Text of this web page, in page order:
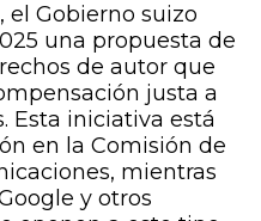
Gobierno suizo
una propuesta de
de autor que
justa a
Esta iniciativa está
en la Comisión de
mientras
y otros